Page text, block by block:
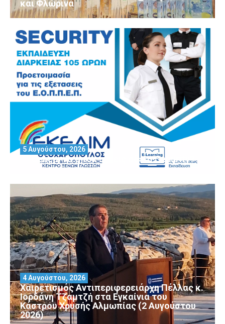
και Φλώρινα
Θέλεις να αποκτήσεις άδεια Security?
5 Αυγούστου, 2026
Χαιρετισμός Αντιπεριφερειάρχη Πέλλας κ.
Ιορδάνη Τζαμτζή στα Εγκαίνια του
Κάστρου Χρυσής Αλμωπίας (2 Αυγούστου
2026)
4 Αυγούστου, 2026